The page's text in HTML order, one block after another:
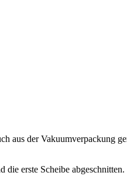
aus der Vakuumverpackung
die erste Scheibe